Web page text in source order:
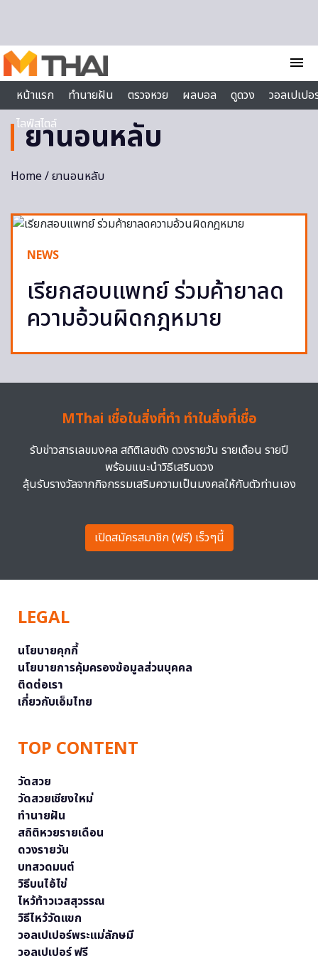
menu
หน้าแรก
ทำนายฝัน ตรวจหวย ผลบอล ดูดวง
วอลเปเป
ไลฟ์สไตล์
ยานอนหลับ
Home/ ยานอนหลับ
NEWS
เรียกสอบแพทย์ ร่วมค้ายาลด
ความอ้วนผิดกฎหมาย
MThai เชื่อในสิ่งที่ทำ ทำในสิ่งที่เชื่อ
รับข่าวสารเลขมงคล สถิติเลขดัง ดวงรายวัน รายเดือน รายปี
พร้อมแนะนำวิธีเสริมดวง
ลุ้นรับรางวัลจากกิจกรรมเสริมความเป็นมงคลให้กับตัวท่านเอง
เปิดสมัครสมาชิก (ฟรี) เร็วๆนี้
LEGAL
นโยบายคุกกี้
นโยบายการคุ้มครองข้อมูลส่วนบุคคล
ติดต่อเรา
เกี่ยวกับเอ็มไทย
TOP CONTENT
วัดสวย
วัดสวยเชียงใหม่
ทำนายฝัน
สถิติหวยรายเดือน
ดวงรายวัน
บทสวดมนต์
วิธีบนไอ้ไข่
ไหว้ท้าวเวสสุวรรณ
วิธีไหว้วัดแขก
วอลเปเปอร์พระแม่ลักษมี
วอลเปเปอร์ ฟรี